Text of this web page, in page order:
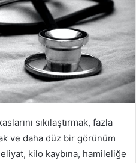
sıkılaştırmak, fazla
ve daha düz bir görünüm
kilo kaybına, hamileliğe